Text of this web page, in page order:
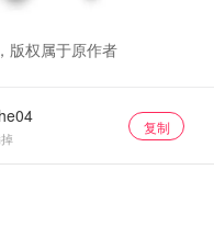
版权属于原作者
复制